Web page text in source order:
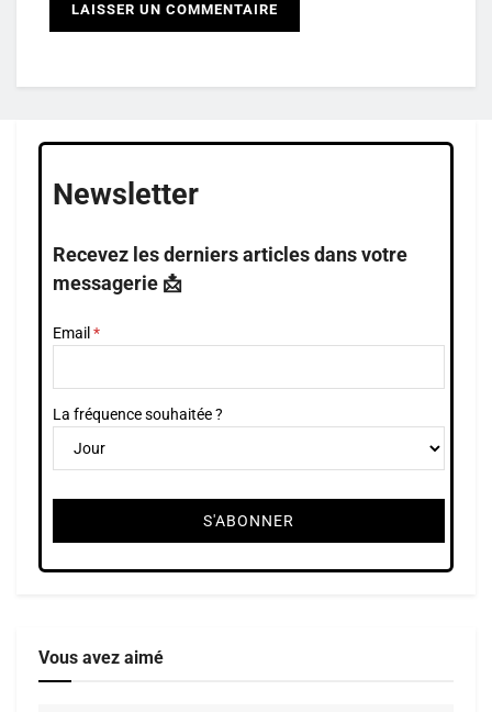
Newsletter
Recevez les derniers articles dans votre
messagerie 📩
Email
La fréquence souhaitée ?
Vous avez aimé